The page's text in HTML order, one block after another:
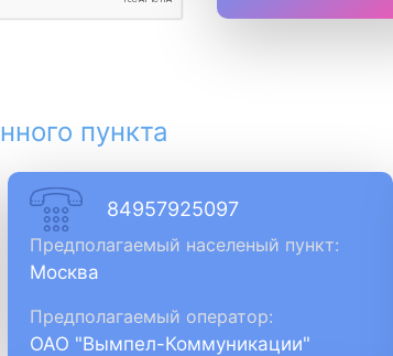
пункта
84957925097
Предполагаемый населеный пункт:
Москва
Предполагаемый оператор:
ОАО "Вымпел-Коммуникации"